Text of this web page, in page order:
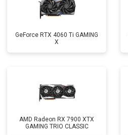
GeForce RTX 4060 Ti GAMING
X
AMD Radeon RX 7900 XTX
GAMING TRIO CLASSIC